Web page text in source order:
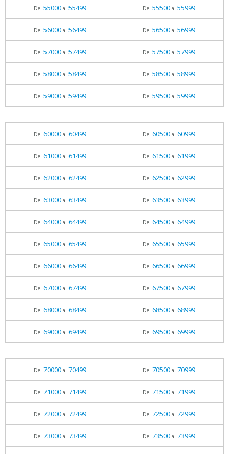
Del 55000al 55499 Del 55500al 55999
Del 56000al 56499 Del 56500al 56999
Del 57000al 57499 Del 57500al 57999
Del 58000al 58499 Del 58500al 58999
Del 59000al 59499 Del 59500al 59999
Del 60000al 60499 Del 60500al 60999
Del 61000al 61499 Del 61500al 61999
Del 62000al 62499 Del 62500al 62999
Del 63000al 63499 Del 63500al 63999
Del 64000al 64499 Del 64500al 64999
Del 65000al 65499 Del 65500al 65999
Del 66000al 66499 Del 66500al 66999
Del 67000al 67499 Del 67500al 67999
Del 68000al 68499 Del 68500al 68999
Del 69000al 69499 Del 69500al 69999
Del 70000al 70499 Del 70500al 70999
Del 71000al 71499 Del 71500al 71999
Del 72000al 72499 Del 72500al 72999
Del 73000al 73499 Del 73500al 73999